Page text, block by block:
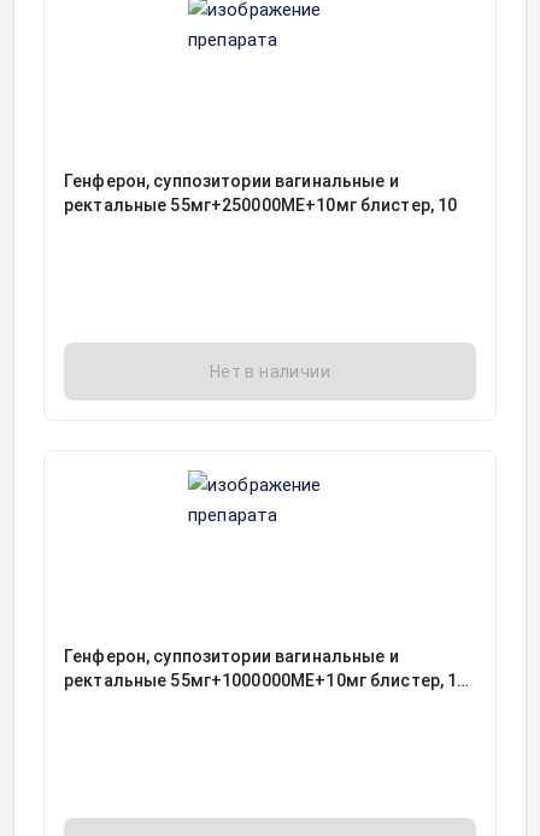
Генферон, суппозитории вагинальные и
ректальные 55мг+250000МЕ+10мг блистер, 10
Нет в наличии
Генферон, суппозитории вагинальные и
ректальные 55мг+1000000МЕ+10мг блистер, 10,